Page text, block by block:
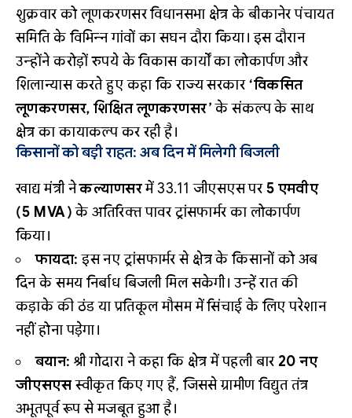
शुक्रवार को लूणकरणसर विधानसभा क्षेत्र के बीकानेर पंचायत
समिति के विभिन्न गांवों का सघन दौरा किया। इस दौरान
उन्होंने करोड़ों रुपये के विकास कार्यों का लोकार्पण और
शिलान्यास करते हुए कहा कि राज्य सरकार‘विकसित
लूणकरणसर, शिक्षित लूणकरणसर’के संकल्प के साथ
क्षेत्र का कायाकल्प कर रही है।
किसानों को बड़ी राहत: अब दिन में मिलेगी बिजली
खाद्य मंत्री नेकल्याणसरमें 33.11 जीएसएस पर5 एमवीए
(5 MVA)के अतिरिक्त पावर ट्रांसफार्मर का लोकार्पण
किया।
फायदा: इस नए ट्रांसफार्मर से क्षेत्र के किसानों को अब
दिन के समय निर्बाध बिजली मिल सकेगी। उन्हें रात की
कड़ाके की ठंड या प्रतिकूल मौसम में सिंचाई के लिए परेशान
नहीं होना पड़ेगा।
बयान: श्री गोदारा ने कहा कि क्षेत्र में पहली बार 20 नए
जीएसएसस्वीकृत किए गए हैं, जिससे ग्रामीण विद्युत तंत्र
अभूतपूर्व रूप से मजबूत हुआ है।